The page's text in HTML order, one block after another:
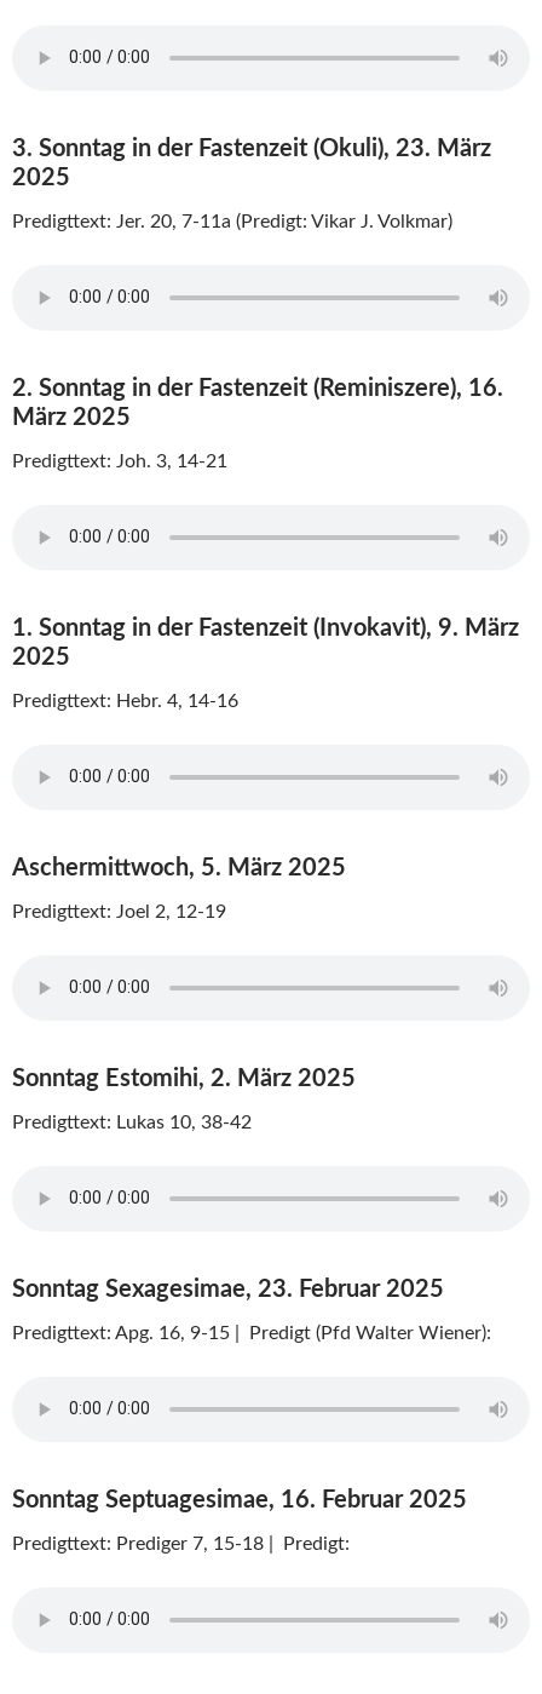
3. Sonntag in der Fastenzeit (Okuli), 23. März
2025
Predigttext: Jer. 20, 7-11a (Predigt: Vikar J. Volkmar)
2. Sonntag in der Fastenzeit (Reminiszere), 16.
März 2025
Predigttext: Joh. 3, 14-21
1. Sonntag in der Fastenzeit (Invokavit), 9. März
2025
Predigttext: Hebr. 4, 14-16
Aschermittwoch, 5. März 2025
Predigttext: Joel 2, 12-19
Sonntag Estomihi, 2. März 2025
Predigttext: Lukas 10, 38-42
Sonntag Sexagesimae, 23. Februar 2025
Predigttext: Apg. 16, 9-15 | Predigt (Pfd Walter Wiener):
Sonntag Septuagesimae, 16. Februar 2025
Predigttext: Prediger 7, 15-18 | Predigt: